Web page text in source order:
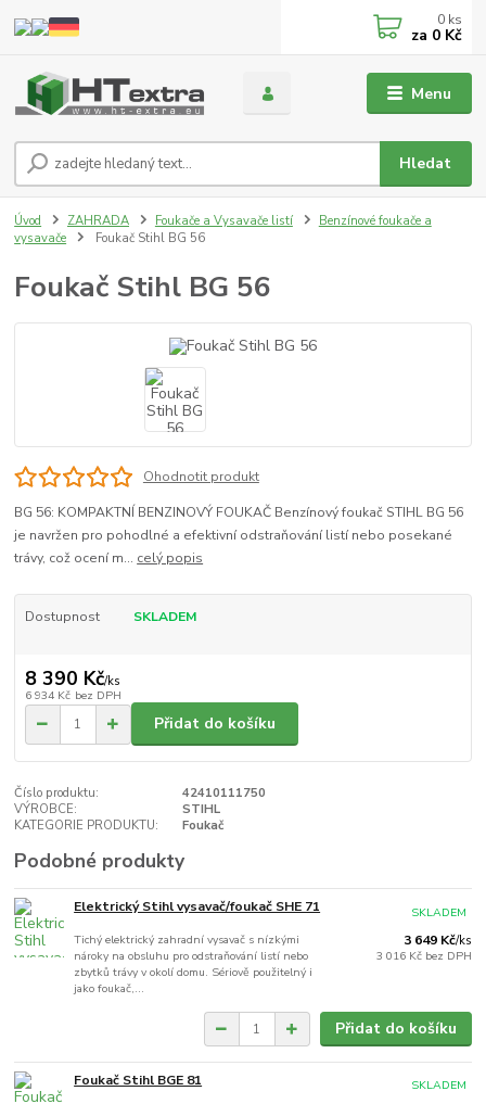
Menu
Hledat
0 ks
za 0 Kč
Úvod ZAHRADA Foukače a Vysavače listí
Benzínové foukače a
vysavače
Foukač Stihl BG 56
Foukač Stihl BG 56
Ohodnotit produkt
BG 56: KOMPAKTNÍ BENZINOVÝ FOUKAČ Benzínový foukač STIHL BG 56
je navržen pro pohodlné a efektivní odstraňování listí nebo posekané
trávy, což ocení m... celý popis
Dostupnost SKLADEM
8 390 Kč/ks
6 934 Kč bez DPH
Přidat do košíku
Číslo produktu:
42410111750
VÝROBCE:
STIHL
KATEGORIE PRODUKTU:
Foukač
Podobné produkty
Elektrický Stihl vysavač/foukač SHE 71
Tichý elektrický zahradní vysavač s nízkými
nároky na obsluhu pro odstraňování listí nebo
zbytků trávy v okolí domu. Sériově použitelný i
jako foukač,...
3 649 Kč/ks
3 016 Kč bez DPH
SKLADEM
Přidat do košíku
Foukač Stihl BGE 81 SKLADEM